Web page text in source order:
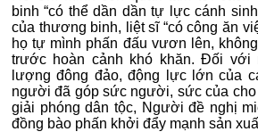
binh “có thể dần dần tự lực cánh
của thương binh, liệt sĩ “có công ăn
họ tự mình phấn đấu vươn lên,
trước hoàn cảnh khó khăn. Đối với
lượng đông đảo, động lực lớn của
người đã góp sức người, sức của
giải phóng dân tộc, Người đề nghị
đồng bào phấn khởi đẩy mạnh sản